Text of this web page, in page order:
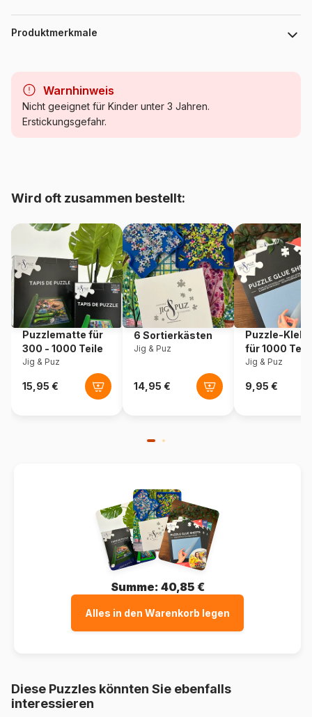
Puzzlefläche : 47 x 68 cm
Produktmerkmale
Kategorie Puzzle - Kunst
Artikelnummer Dtoys-70289
EAN 5947502870289
Teileanzahl 1000 Teile
Maße 68 x 47 cm
Material
Warnhinweis
Nicht geeignet für Kinder unter 3 Jahren.
Erstickungsgefahr.
Wird oft zusammen bestellt:
Puzzlematte für
300 - 1000 Teile
Jig & Puz
6 Sortierkästen
Jig & Puz
Puzzle-
für 1000
Jig & Puz
Summe: 40,85 €
Alles in den Warenkorb legen
Diese Puzzles könnten Sie ebenfalls
interessieren